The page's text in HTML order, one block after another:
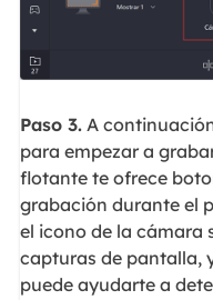
Paso 3.A
para empezar a
flotante te ofrece
grabación durante el
el icono de la cámara
capturas de pantalla,
puede ayudarte a